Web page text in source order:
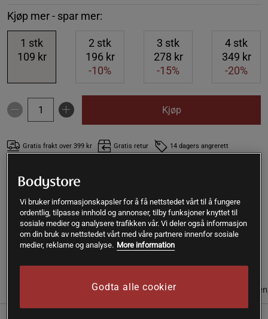
Kjøp mer - spar mer:
1 stk
109 kr
2 stk
196 kr
-10%
3 stk
278 kr
-15%
4 stk
349 kr
-20%
Kjøp
Gratis frakt over 399 kr Gratis retur 14 dagers angrerett
SKU #A9989-45| EAN
Len deg tilbake og nyt den rustikke følelsen og den herlige
smaken av hjemmelaget flatbrød med Renée Voltaires
glutenfrie flatbrødmiks – nybakt på bare 30 minutter!
Les mer
Anmeldelser Næringsinformasjon &
Vi bruker informasjonskapsler for å få nettstedet vårt til å fungere
ordentlig, tilpasse innhold og annonser, tilby funksjoner knyttet til
sosiale medier og analysere trafikken vår. Vi deler også informasjon
om din bruk av nettstedet vårt med våre partnere innenfor sosiale
medier, reklame og analyse. More information
Godta alle cookier